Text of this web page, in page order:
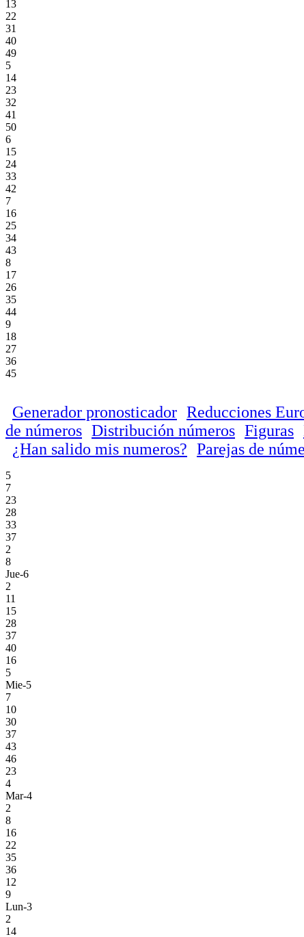
13
22
31
40
49
5
14
23
32
41
50
6
15
24
33
42
7
16
25
34
43
8
17
26
35
44
9
18
27
36
45
Generador pronosticador Reducciones
de números Distribución números Figuras
¿Han salido mis numeros? Parejas de
5
7
23
28
33
37
2
8
Jue-6
2
11
15
28
37
40
16
5
Mie-5
7
10
30
37
43
46
23
4
Mar-4
2
8
16
22
35
36
12
9
Lun-3
2
14